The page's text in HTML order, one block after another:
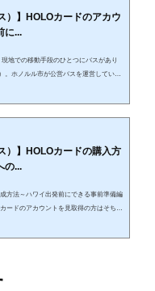
）】HOLOカードのアカウ
に...
地での移動手段のひとつにバスがあり
。ホノルル市が公営バスを運営していま
）】HOLOカードの購入方
の...
方法～ハワイ出発前にできる事前準備編
ードのアカウントを見取得の方はそちら
HOLOカードを購入...